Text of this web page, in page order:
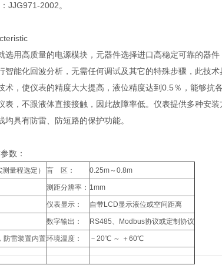
JJG971-2002。
选用高质量的电源模块，元器件选择进口高稳定可靠的器件
智能化回波分析，无需任何调试及其它的特殊步骤，此技术
术，使仪表的精度大大提高，液位精度达到0.5％，能够抗各
表，不跟液体直接接触，因此故障率低。仪表提供多种安装
具有防雷、防短路的保护功能。
数：
量程选定） 盲 区： 0.25m～0.8m
测距分辨率： 1mm
仪表显示： 自带LCD显示液位或空间距离
数字输出： RS485、Modbus协议或定制协议
防雷装置内置环境温度： －20℃ ～ ＋60℃